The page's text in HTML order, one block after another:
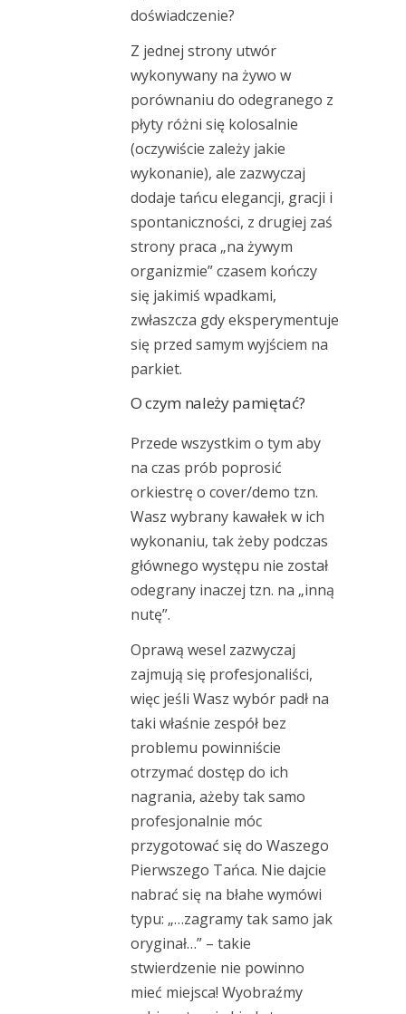
doświadczenie?
Z jednej strony utwór
wykonywany na żywo w
porównaniu do odegranego z
płyty różni się kolosalnie
(oczywiście zależy jakie
wykonanie), ale zazwyczaj
dodaje tańcu elegancji, gracji i
spontaniczności, z drugiej zaś
strony praca „na żywym
organizmie” czasem kończy
się jakimiś wpadkami,
zwłaszcza gdy eksperymentuje
się przed samym wyjściem na
parkiet.
O czym należy pamiętać?
Przede wszystkim o tym aby
na czas prób poprosić
orkiestrę o cover/demo tzn.
Wasz wybrany kawałek w ich
wykonaniu, tak żeby podczas
głównego występu nie został
odegrany inaczej tzn. na „inną
nutę”.
Oprawą wesel zazwyczaj
zajmują się profesjonaliści,
więc jeśli Wasz wybór padł na
taki właśnie zespół bez
problemu powinniście
otrzymać dostęp do ich
nagrania, ażeby tak samo
profesjonalnie móc
przygotować się do Waszego
Pierwszego Tańca. Nie dajcie
nabrać się na błahe wymówi
typu: „…zagramy tak samo jak
oryginał…” – takie
stwierdzenie nie powinno
mieć miejsca! Wyobraźmy